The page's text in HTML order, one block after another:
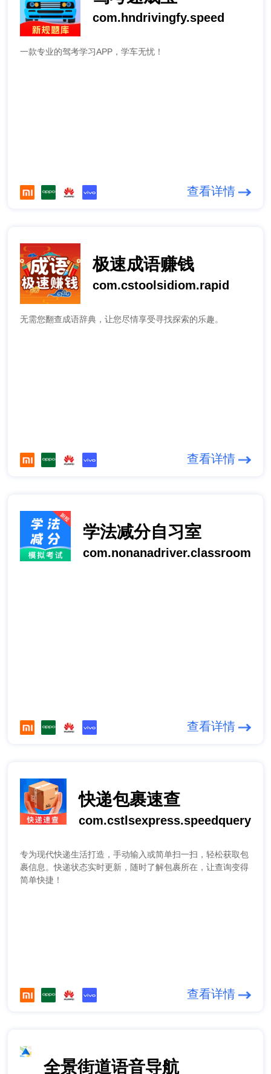
com.hndrivingfy.speed
一款专业的驾考学习APP，学车无忧！
查看详情
极速成语赚钱
com.cstoolsidiom.rapid
无需您翻查成语辞典，让您尽情享受寻找探索的乐趣。
查看详情
学法减分自习室
com.nonanadriver.classroom
查看详情
快递包裹速查
com.cstlsexpress.speedquery
专为现代快递生活打造，手动输入或简单扫一扫，轻松获取包
裹信息。快递状态实时更新，随时了解包裹所在，让查询变得
简单快捷！
查看详情
全景街道语音导航